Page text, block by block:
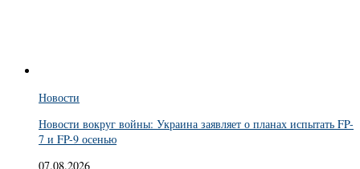
Новости
Новости вокруг войны: Украина заявляет о планах испытать FP-
7 и FP-9 осенью
07.08.2026